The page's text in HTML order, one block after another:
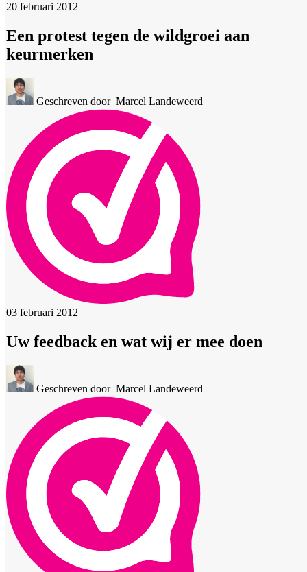
20 februari 2012
Een protest tegen de wildgroei aan
keurmerken
Geschreven door Marcel Landeweerd
03 februari 2012
Uw feedback en wat wij er mee doen
Geschreven door Marcel Landeweerd